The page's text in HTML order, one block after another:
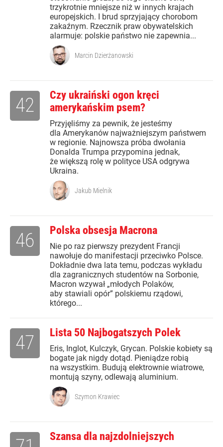
trzykrotnie mniejsze niż w innych krajach
europejskich. I brud sprzyjający chorobom
zakaźnym. Rzecznik praw obywatelskich
alarmuje: polskie państwo nie zapewnia...
Marcin Dzierżanowski
Czy ukraiński ogon kręci
amerykańskim psem?
Przyjęliśmy za pewnik, że jesteśmy
dla Amerykanów najważniejszym państwem
w regionie. Najnowsza próba dwołania
Donalda Trumpa przypomina jednak,
że większą rolę w polityce USA odgrywa
Ukraina.
42
Jakub Mielnik
Polska obsesja Macrona
Nie po raz pierwszy prezydent Francji
nawołuje do manifestacji przeciwko Polsce.
Dokładnie dwa lata temu, podczas wykładu
dla zagranicznych studentów na Sorbonie,
Macron wzywał „młodych Polaków,
aby stawiali opór” polskiemu rządowi,
którego...
46
Lista 50 Najbogatszych Polek
Eris, Inglot, Kulczyk, Grycan. Polskie kobiety są
bogate jak nigdy dotąd. Pieniądze robią
na wszystkim. Budują elektrownie wiatrowe,
montują szyny, odlewają aluminium.
47
Szymon Krawiec
Szansa dla najzdolniejszych